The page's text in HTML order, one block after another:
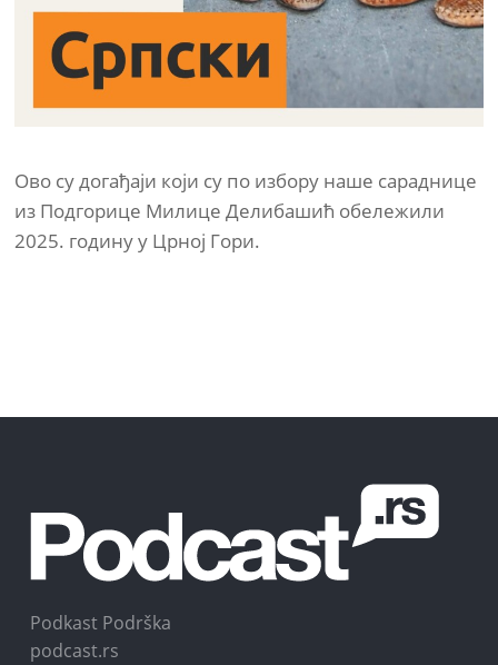
Ово су догађаји који су по избору наше сараднице
из Подгорице Милице Делибашић обележили
2025. годину у Црној Гори.
Podkast Podrška
podcast.rs